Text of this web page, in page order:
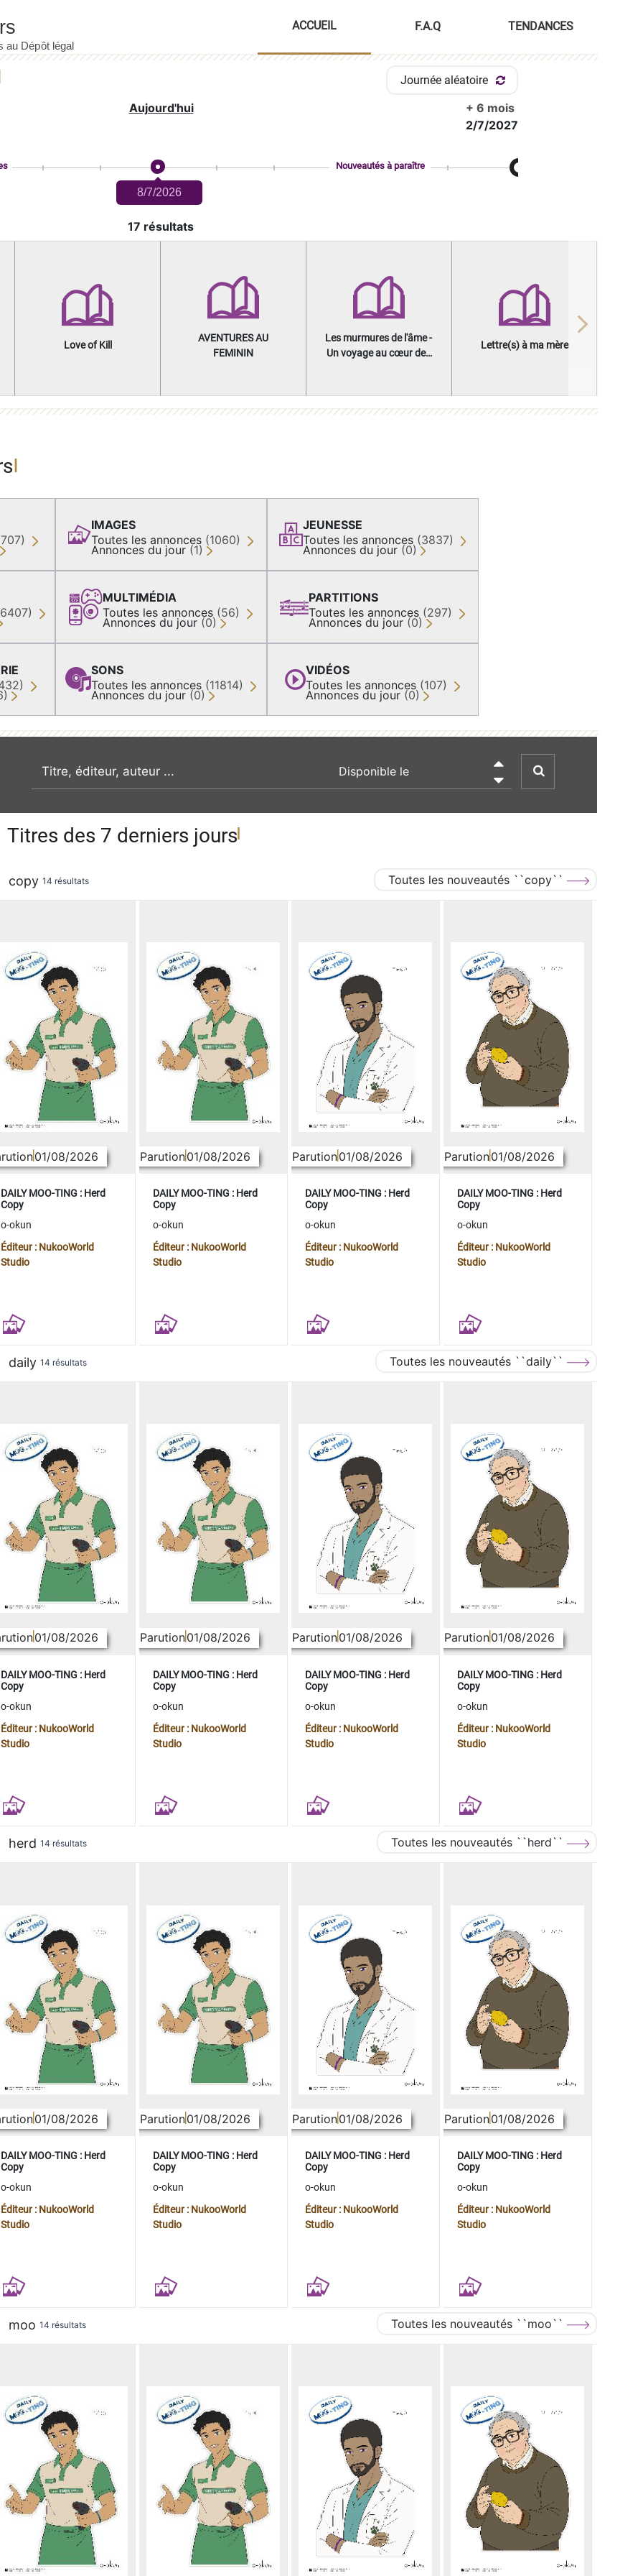
ACCUEIL F.A.Q TENDANCES
Journée aléatoire
Aujourd'hui
+ 6 mois
2/7/2027
8/7/2026
Nouveautés à paraître
17 résultats
Love of Kill
AVENTURES AU
FEMININ
Les murmures de l'âme -
Un voyage au cœur des
Lettre(s) à ma mère
Next
IMAGES
Toutes les annonces (1060)
Annonces du jour (1)
MULTIMÉDIA
Toutes les annonces (56)
Annonces du jour (0)
SONS
Toutes les annonces (11814)
Annonces du jour (0)
JEUNESSE
Toutes les annonces (3837)
Annonces du jour (0)
PARTITIONS
Toutes les annonces (297)
Annonces du jour (0)
VIDÉOS
Toutes les annonces (107)
Annonces du jour (0)
recherche par mot clé

Titres des 7 derniers jours
copy 14 résultats Toutes les nouveautés ``copy``
01/08/2026
DAILY MOO-TING : Herd
Copy
o-okun
Éditeur : NukooWorld
Studio
Parution01/08/2026
DAILY MOO-TING : Herd
Copy
o-okun
Éditeur : NukooWorld
Studio
Parution01/08/2026
DAILY MOO-TING : Herd
Copy
o-okun
Éditeur : NukooWorld
Studio
Parution01/08/2026
DAILY MOO-TING : Herd
Copy
o-okun
Éditeur : NukooWorld
Studio
daily 14 résultats Toutes les nouveautés ``daily``
01/08/2026
DAILY MOO-TING : Herd
Copy
o-okun
Éditeur : NukooWorld
Studio
Parution01/08/2026
DAILY MOO-TING : Herd
Copy
o-okun
Éditeur : NukooWorld
Studio
Parution01/08/2026
DAILY MOO-TING : Herd
Copy
o-okun
Éditeur : NukooWorld
Studio
Parution01/08/2026
DAILY MOO-TING : Herd
Copy
o-okun
Éditeur : NukooWorld
Studio
herd 14 résultats Toutes les nouveautés ``herd``
01/08/2026
DAILY MOO-TING : Herd
Copy
o-okun
Éditeur : NukooWorld
Studio
Parution01/08/2026
DAILY MOO-TING : Herd
Copy
o-okun
Éditeur : NukooWorld
Studio
Parution01/08/2026
DAILY MOO-TING : Herd
Copy
o-okun
Éditeur : NukooWorld
Studio
Parution01/08/2026
DAILY MOO-TING : Herd
Copy
o-okun
Éditeur : NukooWorld
Studio
moo 14 résultats Toutes les nouveautés ``moo``